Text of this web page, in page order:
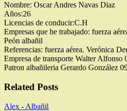
Nombre: Oscar Andres Navas Diaz
Años:26
Licencias de conducir:C.H
Empresas que he trabajado: fuerza
Peón albañil
Referencias: fuerza aérea. Verónica
Empresa de transporte Walter Alfonso
Patron albañileria Gerardo González
Related Posts
Alex - Albañil